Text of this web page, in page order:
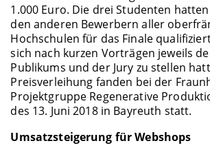
1.000 Euro. Die drei Studenten
den anderen Bewerbern aller
Hochschulen für das Finale
sich nach kurzen Vorträgen jeweils
Publikums und der Jury zu stellen
Preisverleihung fanden bei der
Projektgruppe Regenerative
des 13. Juni 2018 in Bayreuth statt.
Umsatzsteigerung für Webshops